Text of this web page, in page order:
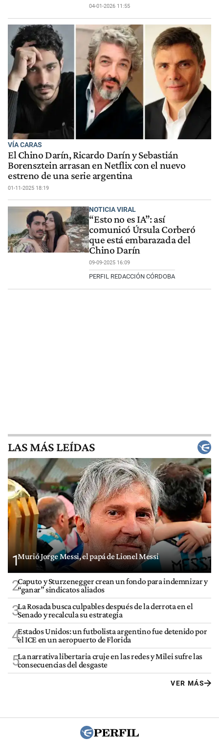
04-01-2026 11:55
VÍA CARAS
El Chino Darín, Ricardo Darín y Sebastián
Borensztein arrasan en Netflix con el nuevo
estreno de una serie argentina
01-11-2025 18:19
NOTICIA VIRAL
“Esto no es IA”: así
comunicó Úrsula Corberó
que está embarazada del
Chino Darín
09-09-2025 16:09
PERFIL REDACCIÓN CÓRDOBA
LAS MÁS LEÍDAS
1Murió Jorge Messi, el papá de Lionel Messi
2Caputo y Sturzenegger crean un fondo para indemnizar y
“ganar” sindicatos aliados
3La Rosada busca culpables después de la derrota en el
Senado y recalcula su estrategia
4Estados Unidos: un futbolista argentino fue detenido por
el ICE en un aeropuerto de Florida
5La narrativa libertaria cruje en las redes y Milei sufre las
consecuencias del desgaste
VER MÁS